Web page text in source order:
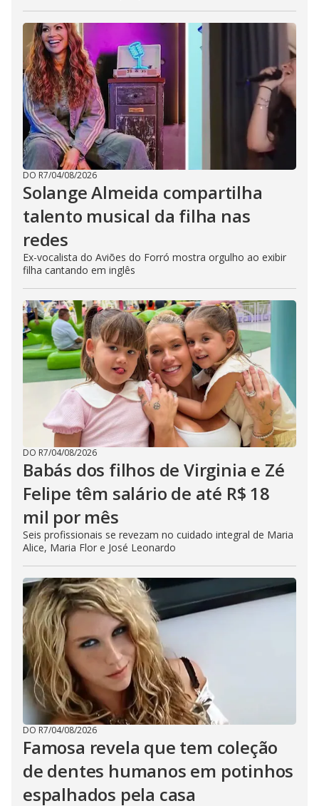
DO R7/04/08/2026
Solange Almeida compartilha
talento musical da filha nas
redes
Ex-vocalista do Aviões do Forró mostra orgulho ao exibir
filha cantando em inglês
DO R7/04/08/2026
Babás dos filhos de Virginia e Zé
Felipe têm salário de até R$ 18
mil por mês
Seis profissionais se revezam no cuidado integral de Maria
Alice, Maria Flor e José Leonardo
DO R7/04/08/2026
Famosa revela que tem coleção
de dentes humanos em potinhos
espalhados pela casa